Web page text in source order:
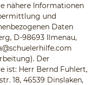
nähere Informationen
und
Daten
D-98693 Ilmenau,
Der
ist: Herr Bernd Fuhlert,
18, 46539 Dinslaken,